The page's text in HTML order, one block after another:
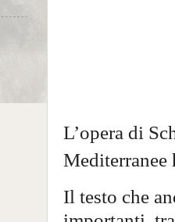
L’opera di
Mediterranee
Il testo che